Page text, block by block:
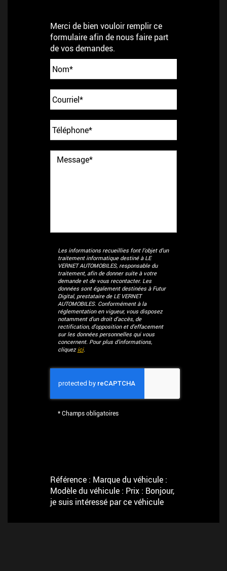
Merci de bien vouloir remplir ce
formulaire afin de nous faire part
de vos demandes.
Les informations recueillies font l’objet d’un
traitement informatique destiné àLE
VERNET AUTOMOBILES, responsable du
traitement, afin de donner suite à votre
demande et de vous recontacter. Les
données sont également destinées à Futur
Digital, prestataire de LE VERNET
AUTOMOBILES. Conformément à la
réglementation en vigueur, vous disposez
notamment d'un droit d'accès, de
rectification, d'opposition et d'effacement
sur les données personnelles qui vous
concernent. Pour plus d’informations,
cliquez ici.
*Champs obligatoires
Référence : Marque du véhicule :
Modèle du véhicule : Prix : Bonjour,
je suis intéressé par ce véhicule